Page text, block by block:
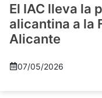
El IAC lleva la
alicantina a la
Alicante
07/05/2026